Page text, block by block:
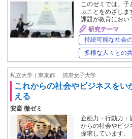
このゼミでは、子
ぶことをめざしま
課題が教育にお
研究テーマ
持続可能な社会
多様な人々との
私立大学｜東京都 清泉女子大学
これからの社会やビジネスをい
える
安斎 徹ゼミ
企画力・行動力・
からの社会やビジ
探求しています